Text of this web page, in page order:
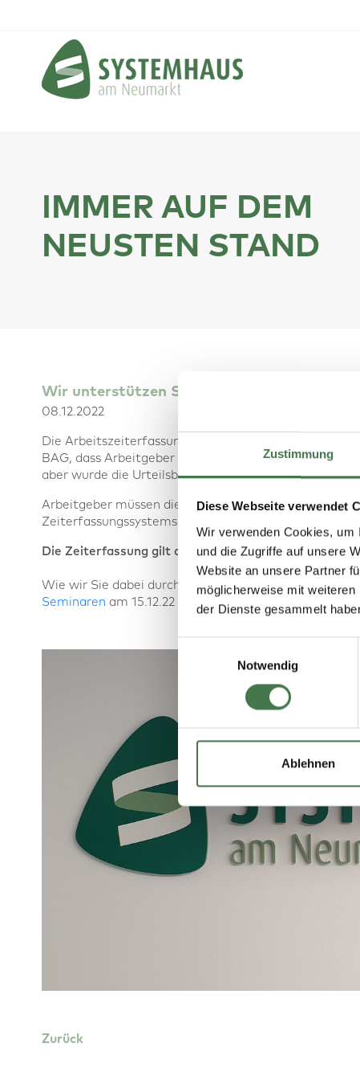
Zustimmung
Diese Webseite verwendet
Wir verwenden Cookies, um
und die Zugriffe auf unsere
Website an unsere Partner
möglicherweise mit
der Dienste gesammelt
Notwendig
Ablehnen
IMMER AUF DEM
NEUSTEN STAND
Wir unterstützen Sie bei der Umsetzung
08.12.2022
Die Arbeitszeiterfassung in Deutschland wird einem
BAG, dass Arbeitgeber die Arbeitszeiten ihrer
aber wurde die Urteilsbegründung vom
Arbeitgeber müssen die Arbeitszeit ihrer Mitarbeiter
Zeiterfassungssystems reicht nicht aus.
Die Zeiterfassung gilt aber nach Aussage des
Wie wir Sie dabei durch den Einsatz von Modulen
Seminaren am 15.12.22 und 09.02.23!
Zurück